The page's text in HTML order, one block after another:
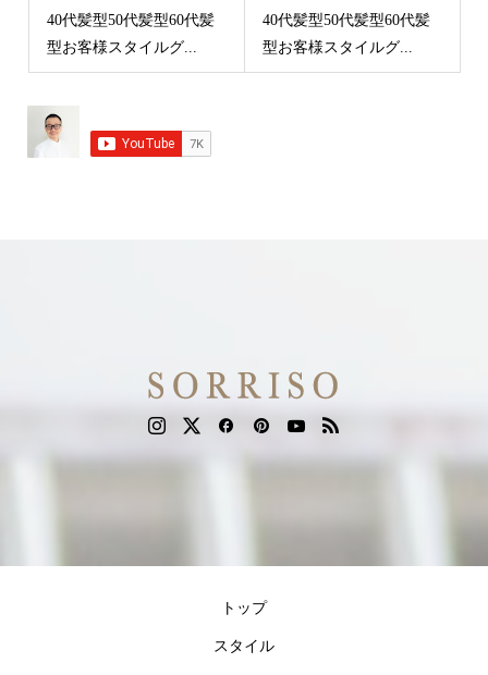
40代髪型50代髪型60代髪
型お客様スタイルグ...
40代髪型50代髪型60代髪
型お客様スタイルグ...
トップ
スタイル